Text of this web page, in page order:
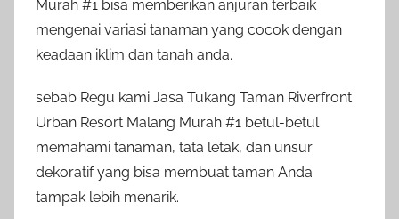
Murah #1 bisa memberikan anjuran terbaik
mengenai variasi tanaman yang cocok dengan
keadaan iklim dan tanah anda.
sebab Regu kami Jasa Tukang Taman Riverfront
Urban Resort Malang Murah #1 betul-betul
memahami tanaman, tata letak, dan unsur
dekoratif yang bisa membuat taman Anda
tampak lebih menarik.